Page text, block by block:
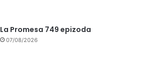
La Promesa 749 epizoda
07/08/2026